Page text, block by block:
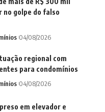
no golpe do falso
04/08/2026
regional com
para condomínios
04/08/2026
em elevador e